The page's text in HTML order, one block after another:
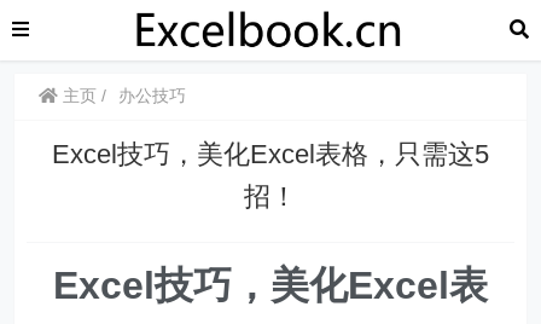
主页 办公技巧
Excel技巧，​​美化Excel表格，只需这5
招！
​​Excel技巧， 美化Excel表